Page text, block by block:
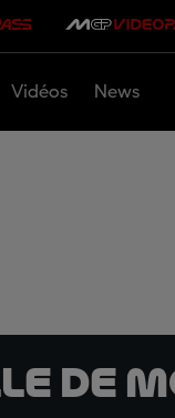
Vidéos News